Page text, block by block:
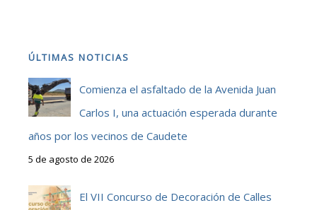
ÚLTIMAS NOTICIAS
Comienza el asfaltado de la Avenida Juan
Carlos I, una actuación esperada durante
años por los vecinos de Caudete
5 de agosto de 2026
El VII Concurso de Decoración de Calles